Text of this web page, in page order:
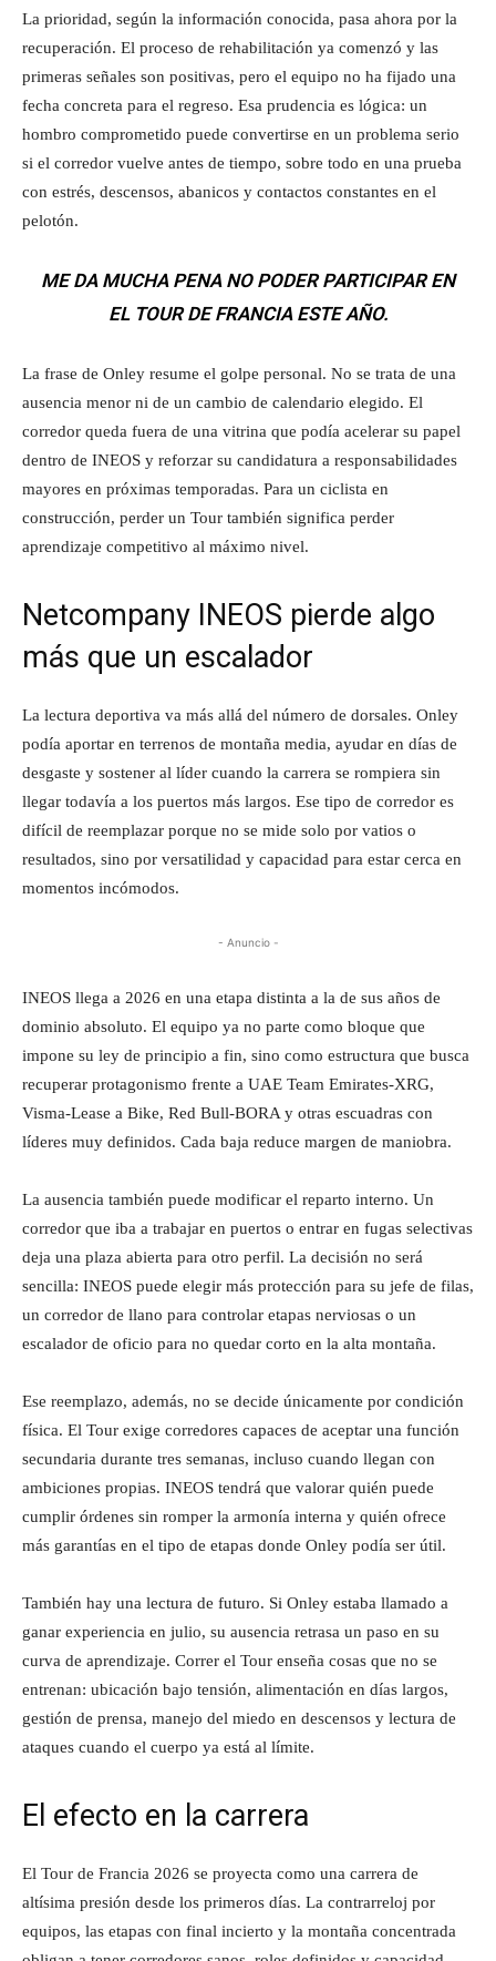
La prioridad, según la información conocida, pasa ahora por la
recuperación. El proceso de rehabilitación ya comenzó y las
primeras señales son positivas, pero el equipo no ha fijado una
fecha concreta para el regreso. Esa prudencia es lógica: un
hombro comprometido puede convertirse en un problema serio
si el corredor vuelve antes de tiempo, sobre todo en una prueba
con estrés, descensos, abanicos y contactos constantes en el
pelotón.
ME DA MUCHA PENA NO PODER PARTICIPAR EN
EL TOUR DE FRANCIA ESTE AÑO.
La frase de Onley resume el golpe personal. No se trata de una
ausencia menor ni de un cambio de calendario elegido. El
corredor queda fuera de una vitrina que podía acelerar su papel
dentro de INEOS y reforzar su candidatura a responsabilidades
mayores en próximas temporadas. Para un ciclista en
construcción, perder un Tour también significa perder
aprendizaje competitivo al máximo nivel.
Netcompany INEOS pierde algo
más que un escalador
La lectura deportiva va más allá del número de dorsales. Onley
podía aportar en terrenos de montaña media, ayudar en días de
desgaste y sostener al líder cuando la carrera se rompiera sin
llegar todavía a los puertos más largos. Ese tipo de corredor es
difícil de reemplazar porque no se mide solo por vatios o
resultados, sino por versatilidad y capacidad para estar cerca en
momentos incómodos.
- Anuncio -
INEOS llega a 2026 en una etapa distinta a la de sus años de
dominio absoluto. El equipo ya no parte como bloque que
impone su ley de principio a fin, sino como estructura que busca
recuperar protagonismo frente a UAE Team Emirates-XRG,
Visma-Lease a Bike, Red Bull-BORA y otras escuadras con
líderes muy definidos. Cada baja reduce margen de maniobra.
La ausencia también puede modificar el reparto interno. Un
corredor que iba a trabajar en puertos o entrar en fugas selectivas
deja una plaza abierta para otro perfil. La decisión no será
sencilla: INEOS puede elegir más protección para su jefe de filas,
un corredor de llano para controlar etapas nerviosas o un
escalador de oficio para no quedar corto en la alta montaña.
Ese reemplazo, además, no se decide únicamente por condición
física. El Tour exige corredores capaces de aceptar una función
secundaria durante tres semanas, incluso cuando llegan con
ambiciones propias. INEOS tendrá que valorar quién puede
cumplir órdenes sin romper la armonía interna y quién ofrece
más garantías en el tipo de etapas donde Onley podía ser útil.
También hay una lectura de futuro. Si Onley estaba llamado a
ganar experiencia en julio, su ausencia retrasa un paso en su
curva de aprendizaje. Correr el Tour enseña cosas que no se
entrenan: ubicación bajo tensión, alimentación en días largos,
gestión de prensa, manejo del miedo en descensos y lectura de
ataques cuando el cuerpo ya está al límite.
El efecto en la carrera
El Tour de Francia 2026 se proyecta como una carrera de
altísima presión desde los primeros días. La contrarreloj por
equipos, las etapas con final incierto y la montaña concentrada